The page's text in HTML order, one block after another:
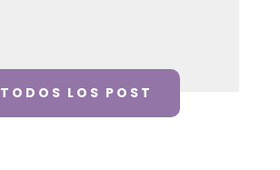
TODOS LOS POST